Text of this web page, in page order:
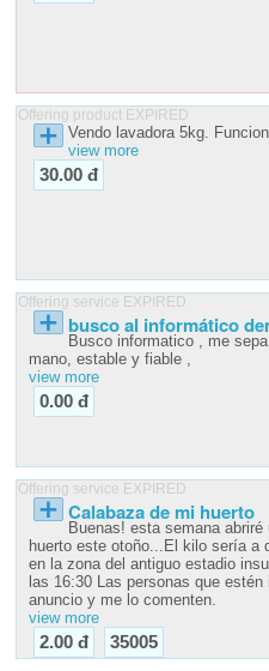
Offering product EXPIRED
Vendo lavadora 5kg.
view more
30.00 đ
Offering service EXPIRED
busco al informático
Busco informatico , me
mano, estable y fiable ,
view more
0.00 đ
Offering service EXPIRED
Calabaza de mi huerto
Buenas! esta semana
huerto este otoño...El kilo sería a
en la zona del antiguo estadio
las 16:30 Las personas que
anuncio y me lo comenten.
view more
2.00 đ 35005